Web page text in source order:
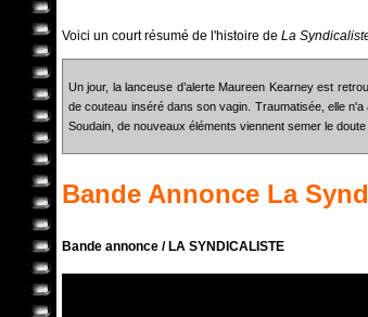
Voici un court résumé de l'histoire de La
Un jour, la lanceuse d’alerte Maureen Kearney est
de couteau inséré dans son vagin. Traumatisée, elle
Soudain, de nouveaux éléments viennent semer le
Bande Annonce La
Bande annonce / LA SYNDICALISTE